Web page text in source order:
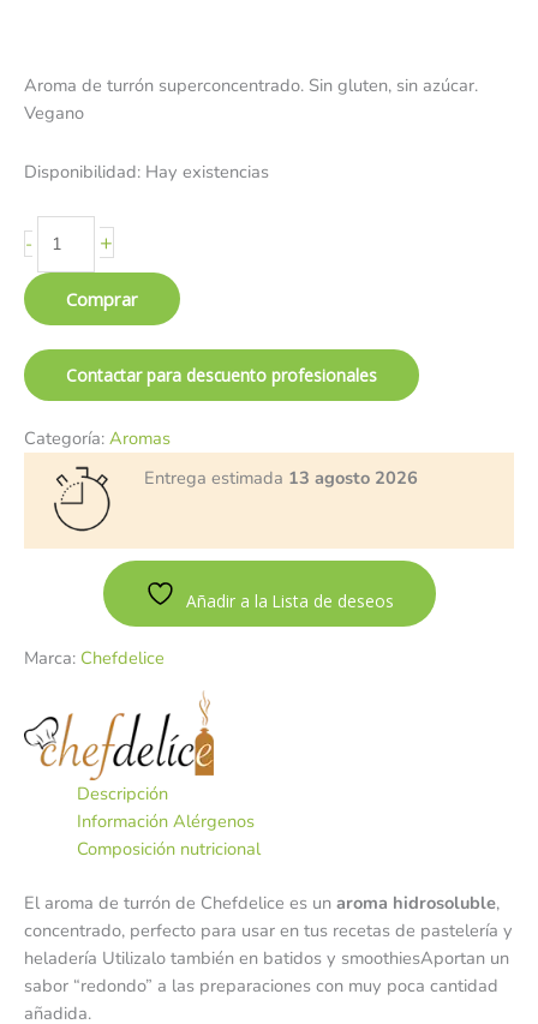
Aroma de turrón superconcentrado. Sin gluten, sin azúcar.
Vegano
Disponibilidad: Hay existencias
- +
Comprar
Contactar para descuento profesionales
Categoría: Aromas
Entrega estimada 13 agosto 2026
Añadir a la Lista de deseos
Marca: Chefdelice
Descripción
Información Alérgenos
Composición nutricional
El aroma de turrón de Chefdelice es un aroma hidrosoluble,
concentrado, perfecto para usar en tus recetas de pastelería y
heladería Utilizalo también en batidos y smoothiesAportan un
sabor “redondo” a las preparaciones con muy poca cantidad
añadida.